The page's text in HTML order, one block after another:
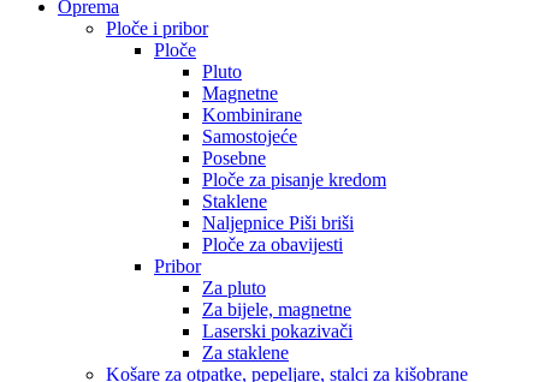
Oprema
Ploče i pribor
Ploče
Pluto
Magnetne
Kombinirane
Samostojeće
Posebne
Ploče za pisanje kredom
Staklene
Naljepnice Piši briši
Ploče za obavijesti
Pribor
Za pluto
Za bijele, magnetne
Laserski pokazivači
Za staklene
Košare za otpatke, pepeljare, stalci za kišobrane